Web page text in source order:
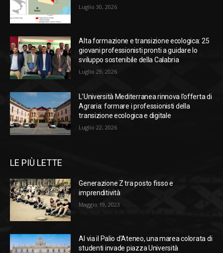
Luglio 30, 2026
Alta formazione e transizione ecologica: 25
giovani professionisti pronti a guidare lo
sviluppo sostenibile della Calabria
Luglio 29, 2026
L’Università Mediterranea rinnova l’offerta di
Agraria: formare i professionisti della
transizione ecologica e digitale
Luglio 22, 2026
LE PIÙ LETTE
Generazione Z tra posto fisso e
imprenditività
Maggio 19, 2023
Al via il Palio d’Ateneo, una marea colorata di
studenti invade piazza Università